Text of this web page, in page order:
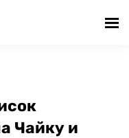
Чайку и